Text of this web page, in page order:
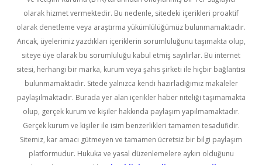
olarak hizmet vermektedir. Bu nedenle, sitedeki içerikleri proaktif
olarak denetleme veya araştırma yükümlülüğümüz bulunmamaktadır.
Ancak, üyelerimiz yazdıkları içeriklerin sorumluluğunu taşımakta olup,
siteye üye olarak bu sorumluluğu kabul etmiş sayılırlar. Bu internet
sitesi, herhangi bir marka, kurum veya şahıs şirketi ile hiçbir bağlantısı
bulunmamaktadır. Sitede yalnızca kendi hazırladığımız makaleler
paylaşılmaktadır. Burada yer alan içerikler haber niteliği taşımamakta
olup, gerçek kurum ve kişiler hakkında paylaşım yapılmamaktadır.
Gerçek kurum ve kişiler ile isim benzerlikleri tamamen tesadüfidir.
Sitemiz, kar amacı gütmeyen ve tamamen ücretsiz bir bilgi paylaşım
platformudur. Hukuka ve yasal düzenlemelere aykırı olduğunu